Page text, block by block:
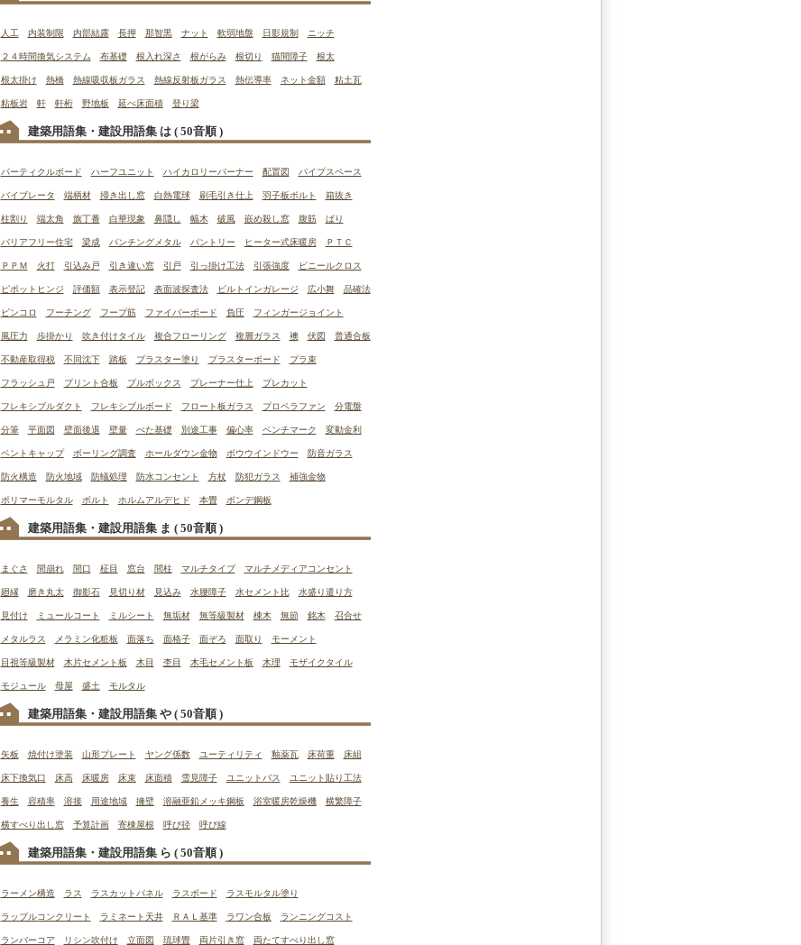
人工 内装制限 内部結露 長押 那智黒 ナット 軟弱地盤 日影規制 ニッチ
２４時間換気システム 布基礎 根入れ深さ 根がらみ 根切り 猫間障子 根太
根太掛け 熱橋 熱線吸収板ガラス 熱線反射板ガラス 熱伝導率 ネット金額 粘土瓦
粘板岩 軒 軒桁 野地板 延べ床面積 登り梁
建築用語集・建設用語集 は( 50音順 )
パーティクルボード ハーフユニット ハイカロリーバーナー 配置図 パイプスペース
バイブレータ 端柄材 掃き出し窓 白熱電球 刷毛引き仕上 羽子板ボルト 箱抜き
柱割り 端太角 旗丁番 白華現象 鼻隠し 幅木 破風 嵌め殺し窓 腹筋 ばり
バリアフリー住宅 梁成 パンチングメタル パントリー ヒーター式床暖房 ＰＴＣ
ＰＰＭ 火打 引込み戸 引き違い窓 引戸 引っ掛け工法 引張強度 ビニールクロス
ピポットヒンジ 評価額 表示登記 表面波探査法 ビルトインガレージ 広小舞 品確法
ピンコロ フーチング フープ筋 ファイバーボード 負圧 フィンガージョイント
風圧力 歩掛かり 吹き付けタイル 複合フローリング 複層ガラス 襖 伏図 普通合板
不動産取得税 不同沈下 踏板 プラスター塗り プラスターボード プラ束
フラッシュ戸 プリント合板 プルボックス プレーナー仕上 プレカット
フレキシブルダクト フレキシブルボード フロート板ガラス プロペラファン 分電盤
分筆 平面図 壁面後退 壁量 べた基礎 別途工事 偏心率 ベンチマーク 変動金利
ベントキャップ ボーリング調査 ホールダウン金物 ボウウインドウー 防音ガラス
防火構造 防火地域 防蟻処理 防水コンセント 方杖 防犯ガラス 補強金物
ポリマーモルタル ボルト ホルムアルデヒド 本畳 ボンデ鋼板
建築用語集・建設用語集 ま ( 50音順 )
まぐさ 間崩れ 間口 柾目 窓台 間柱 マルチタイプ マルチメディアコンセント
廻縁 磨き丸太 御影石 見切り材 見込み 水腰障子 水セメント比 水盛り遣り方
見付け ミュールコート ミルシート 無垢材 無等級製材 棟木 無節 銘木 召合せ
メタルラス メラミン化粧板 面落ち 面格子 面ぞろ 面取り モーメント
目視等級製材 木片セメント板 木目 杢目 木毛セメント板 木理 モザイクタイル
モジュール 母屋 盛土 モルタル
建築用語集・建設用語集 や( 50音順 )
矢板 焼付け塗装 山形プレート ヤング係数 ユーティリティ 釉薬瓦 床荷重 床組
床下換気口 床高 床暖房 床束 床面積 雪見障子 ユニットバス ユニット貼り工法
養生 容積率 溶接 用途地域 擁壁 溶融亜鉛メッキ鋼板 浴室暖房乾燥機 横繁障子
横すべり出し窓 予算計画 寄棟屋根 呼び径 呼び線
建築用語集・建設用語集 ら ( 50音順 )
ラーメン構造 ラス ラスカットパネル ラスボード ラスモルタル塗り
ラップルコンクリート ラミネート天井 ＲＡＬ基準 ラワン合板 ランニングコスト
ランバーコア リシン吹付け 立面図 琉球畳 両片引き窓 両たてすべり出し窓